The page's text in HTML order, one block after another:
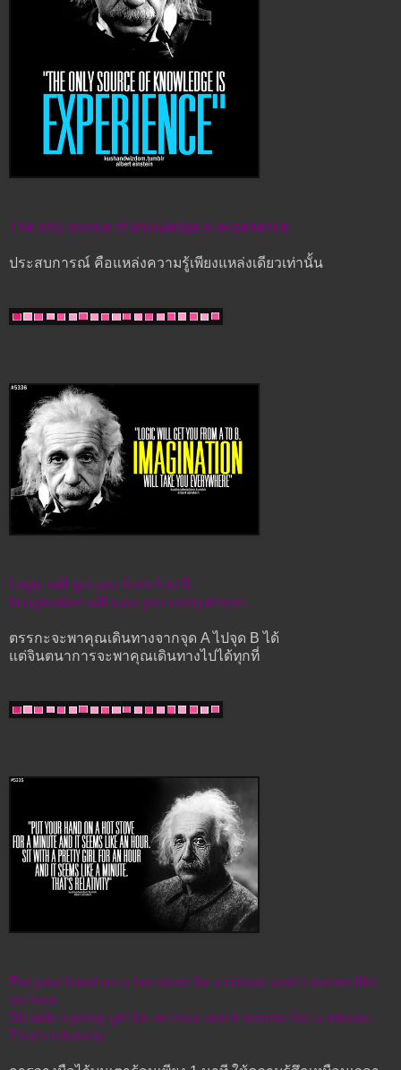
The only source of knowledge is experience.
ประสบการณ์ คือแหล่งความรู้เพียงแหล่งเดียวเท่านั้น
Logic will get you from A to B.
Imagination will take you everywhere.
ตรรกะจะพาคุณเดินทางจากจุด A ไปจุด B ได้
แต่จินตนาการจะพาคุณเดินทางไปได้ทุกที่
Put your hand on a hot stove for a minute and it seems like
an hour.
Sit with a pretty girl for an hour and it seems like a minute.
That's relativity.